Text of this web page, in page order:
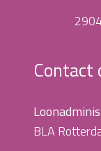
Contact
BLA